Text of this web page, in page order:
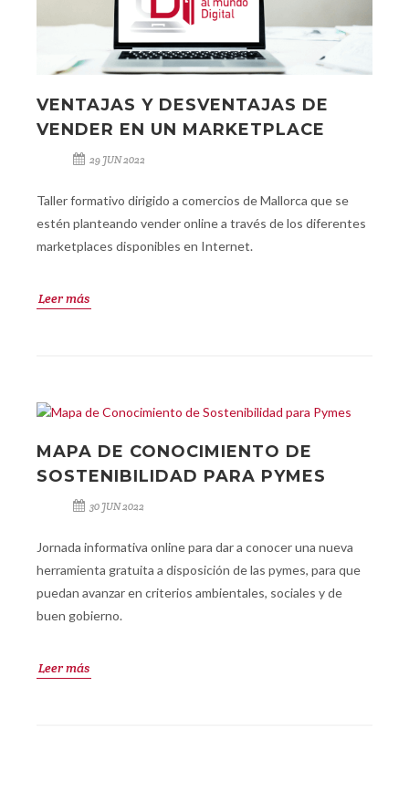
VENTAJAS Y DESVENTAJAS DE
VENDER EN UN MARKETPLACE
29 JUN 2022
Taller formativo dirigido a comercios de Mallorca que se
estén planteando vender online a través de los diferentes
marketplaces disponibles en Internet.
Leer más
MAPA DE CONOCIMIENTO DE
SOSTENIBILIDAD PARA PYMES
30 JUN 2022
Jornada informativa online para dar a conocer una nueva
herramienta gratuita a disposición de las pymes, para que
puedan avanzar en criterios ambientales, sociales y de
buen gobierno.
Leer más